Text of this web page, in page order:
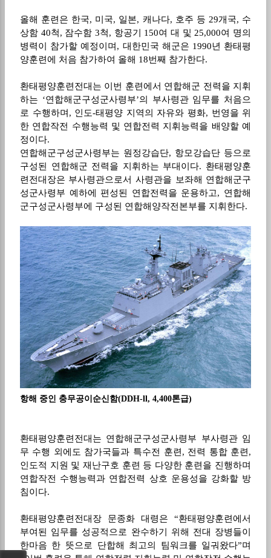
올해 훈련은 한국, 미국, 일본, 캐나다, 호주 등 29개국, 수
상함40척, 잠수함 3척, 항공기 150여 대 및 25,000여 명의
병력이 참가할 예정이며 , 대한민국 해군은 1990년 환태평
양훈련에 처음 참가하여 올해 18번째 참가한다.
환태평양훈련전대는 이번 훈련에서 연합해군 전력을 지휘
하는 ‘연합해군구성군사령부’의 부사령관 임무를 처음으
로 수행하며 , 인도-태평양 지역의 자유와 평화, 번영을 위
한 연합작전 수행능력 및 연합전력 지휘능력을 배양할 예
정이다.
연합해군구성군사령부는 원정강습단, 항모강습단 등으로
구성된 연합해군 전력을 지휘하는 부대이다. 환태평양훈
련전대장은 부사령관으로서 사령관을 보좌해 연합해군구
성군사령부 예하에 편성된 연합전력을 운용하고, 연합해
군구성군사령부에 구성된 연합해양작전본부를 지휘한다.
항해 중인 충무공이순신함(DDH-ll, 4,400톤급)
환태평양훈련전대는 연합해군구성군사령부 부사령관 임
무 수행 외에도 참가국들과 특수전 훈련 , 전력 통합 훈련 ,
인도적 지원 및 재난구호 훈련 등 다양한 훈련을 진행하며
연합작전 수행능력과 연합전력 상호 운용성을 강화할 방
침이다.
환태평양훈련전대장 문종화 대령은 “환태평양훈련에서
부여된 임무를 성공적으로 완수하기 위해 전대 장병들이
한마음 한 뜻으로 단합해 최고의 팀워크를 일궈왔다”며